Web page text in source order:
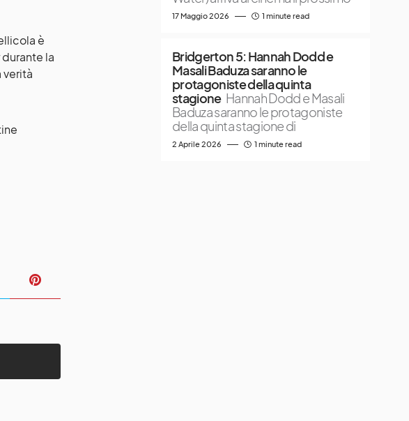
è
la
verità
17 Maggio 2026 1 minute read
Bridgerton 5: Hannah Dodd e
Masali Baduza saranno le
protagoniste della quinta
stagione Hannah Dodd e Masali
Baduza saranno le protagoniste
della quinta stagione di
2 Aprile 2026 1 minute read